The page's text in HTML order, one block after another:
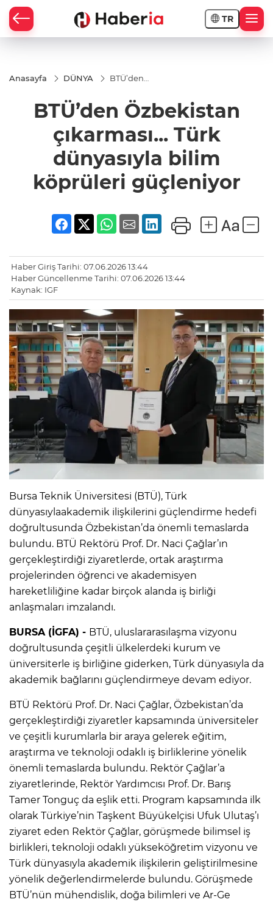
TR
Anasayfa DÜNYA
BTÜ’den
çıkarması...
Türk
dünyasıyla
köprüleri
BTÜ’den Özbekistan
çıkarması... Türk
dünyasıyla bilim
köprüleri güçleniyor
Haber Giriş Tarihi: 07.06.2026 13:44
Haber Güncellenme Tarihi: 07.06.2026 13:44
Kaynak: IGF
Bursa Teknik Üniversitesi (BTÜ), Türk
dünyasıylaakademik ilişkilerini güçlendirme hedefi
doğrultusunda Özbekistan’da önemli temaslarda
bulundu. BTÜ Rektörü Prof. Dr. Naci Çağlar’ın
gerçekleştirdiği ziyaretlerde, ortak araştırma
projelerinden öğrenci ve akademisyen
hareketliliğine kadar birçok alanda iş birliği
anlaşmaları imzalandı.
BURSA (İGFA) - BTÜ, uluslararasılaşma vizyonu
doğrultusunda çeşitli ülkelerdeki kurum ve
üniversiterle iş birliğine giderken, Türk dünyasıyla da
akademik bağlarını güçlendirmeye devam ediyor.
BTÜ Rektörü Prof. Dr. Naci Çağlar, Özbekistan’da
gerçekleştirdiği ziyaretler kapsamında üniversiteler
ve çeşitli kurumlarla bir araya gelerek eğitim,
araştırma ve teknoloji odaklı iş birliklerine yönelik
önemli temaslarda bulundu. Rektör Çağlar’a
ziyaretlerinde, Rektör Yardımcısı Prof. Dr. Barış
Tamer Tonguç da eşlik etti. Program kapsamında ilk
olarak Türkiye’nin Taşkent Büyükelçisi Ufuk Ulutaş’ı
ziyaret eden Rektör Çağlar, görüşmede bilimsel iş
birlikleri, teknoloji odaklı yükseköğretim vizyonu ve
Türk dünyasıyla akademik ilişkilerin geliştirilmesine
yönelik değerlendirmelerde bulundu. Görüşmede
BTÜ’nün mühendislik, doğa bilimleri ve Ar-Ge